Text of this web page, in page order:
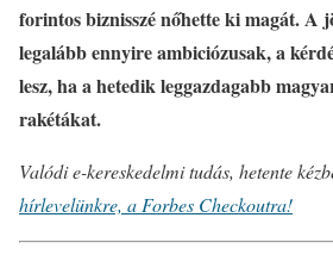
forintos biznisszé nőhette ki magát. A
legalább ennyire ambiciózusak, a
lesz, ha a hetedik leggazdagabb
rakétákat.
Valódi e-kereskedelmi tudás, hetente
hírlevelünkre, a Forbes Checkoutra!